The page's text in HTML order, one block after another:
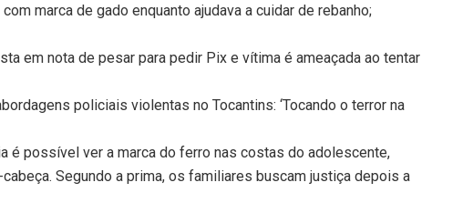
marca de gado enquanto ajudava a cuidar de rebanho;
em nota de pesar para pedir Pix e vítima é ameaçada ao tentar
policiais violentas no Tocantins: ‘Tocando o terror na
é possível ver a marca do ferro nas costas do adolescente,
Segundo a prima, os familiares buscam justiça depois a